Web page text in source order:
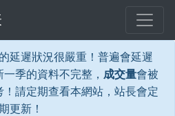
延遲狀況很嚴重！普遍會延遲
季的資料不完整， 成交量會被
！請定期查看本網站，站長會定
更新！